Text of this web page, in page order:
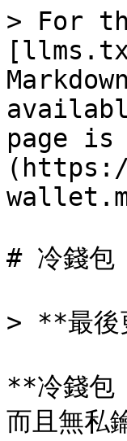
> For
page is
# 冷錢包
> **最後
**冷錢包
而且無私